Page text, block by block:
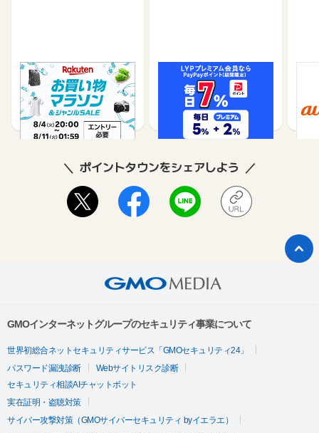
楽天市場
1%
Yahoo!ショッピング
1%
ポイントタウンをシェアしよう
GMOインターネットグループのセキュリティ事業について
世界初総合ネットセキュリティサービス「GMOセキュリティ24」
パスワード漏洩診断
Webサイトリスク診断
セキュリティ相談AIチャットボット
実在証明・盗聴対策
サイバー攻撃対策（GMOサイバーセキュリティ byイエラエ）